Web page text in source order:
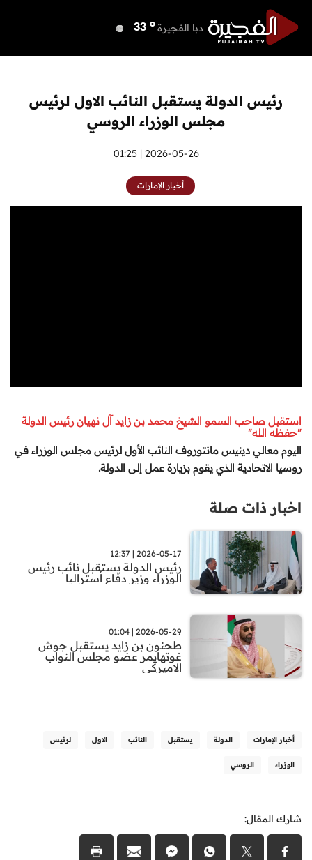
دبا الفجيرة 33 o
أم القيوين o
راس الخيمةo
الفجيرة 33 o
رئيس الدولة يستقبل النائب الاول لرئيس
مجلس الوزراء الروسي
2026-05-26 | 01:25
أخبار الإمارات
استقبل صاحب السمو الشيخ محمد بن زايد آل نهيان رئيس الدولة
"حفظه الله"
اليوم معالي دينيس مانتوروف النائب الأول لرئيس مجلس الوزراء في
روسيا الاتحادية الذي يقوم بزيارة عمل إلى الدولة.
اخبار ذات صلة
2026-05-17 | 12:37
رئيس الدولة يستقبل نائب رئيس
الوزراء وزير دفاع أستراليا
2026-05-29 | 01:04
طحنون بن زايد يستقبل جوش
غوتهايمر عضو مجلس النواب
الاميركي
أخبار الإمارات الدولة يستقبل النائب الاول لرئيس
الوزراء الروسي
شارك المقال: